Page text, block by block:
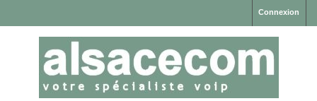
Connexion